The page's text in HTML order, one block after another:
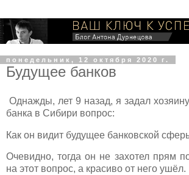
понедельник, 12 октября 2020 г.
Будущее банков
Однажды, лет 9 назад, я задал
банка в Сибири вопрос:
Как он видит будущее банковской
Очевидно, тогда он не захотел прям
на этот вопрос, а красиво от него ушёл.